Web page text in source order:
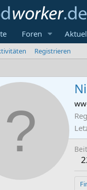
Foren
Registrieren